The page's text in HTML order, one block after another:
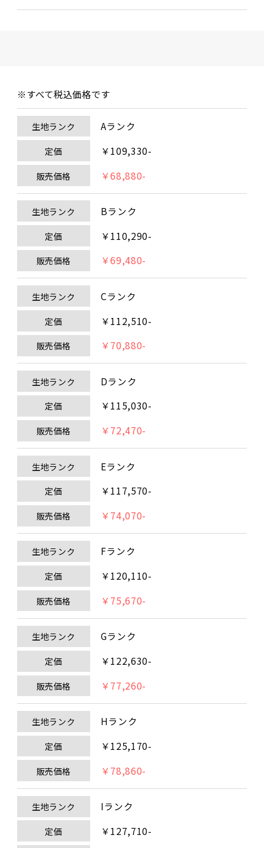
※すべて税込価格です
生地ランク Aランク
定価 ￥109,330-
販売価格 ￥68,880-
生地ランク Bランク
定価 ￥110,290-
販売価格 ￥69,480-
生地ランク Cランク
定価 ￥112,510-
販売価格 ￥70,880-
生地ランク Dランク
定価 ￥115,030-
販売価格 ￥72,470-
生地ランク Eランク
定価 ￥117,570-
販売価格 ￥74,070-
生地ランク Fランク
定価 ￥120,110-
販売価格 ￥75,670-
生地ランク Gランク
定価 ￥122,630-
販売価格 ￥77,260-
生地ランク Hランク
定価 ￥125,170-
販売価格 ￥78,860-
生地ランク Iランク
定価 ￥127,710-